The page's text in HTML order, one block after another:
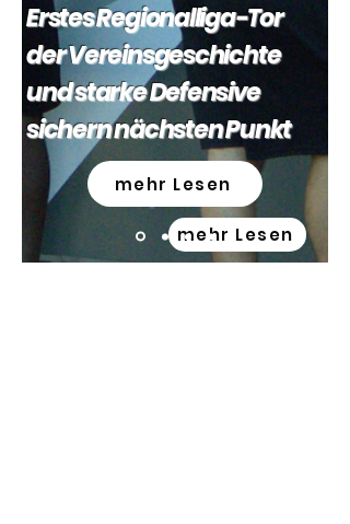
Erstes Regionalliga-Tor
der Vereinsgeschichte
und starke Defensive
sichern nächsten Punkt
mehr Lesen
mehr Lesen